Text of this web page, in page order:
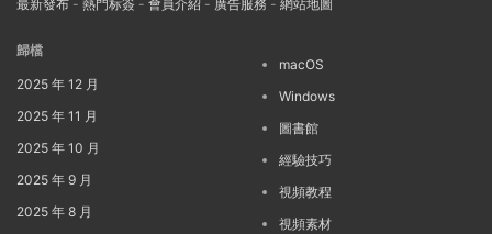
最新發布 - 熱門标簽 - 會員介紹 - 廣告服務 - 網站地圖
歸檔
2025 年 12 月
2025 年 11 月
2025 年 10 月
2025 年 9 月
2025 年 8 月
macOS
Windows
圖書館
經驗技巧
視頻教程
視頻素材